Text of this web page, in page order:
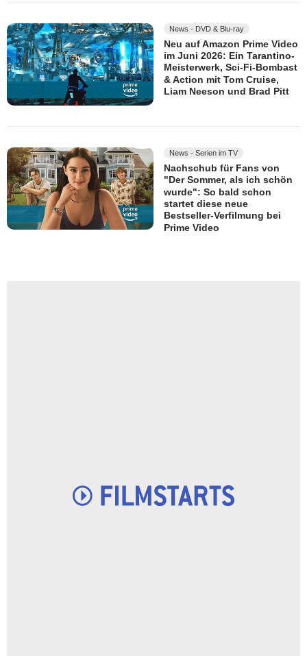
News - DVD & Blu-ray
Neu auf Amazon Prime Video
im Juni 2026: Ein Tarantino-
Meisterwerk, Sci-Fi-Bombast
& Action mit Tom Cruise,
Liam Neeson und Brad Pitt
News - Serien im TV
Nachschub für Fans von
"Der Sommer, als ich schön
wurde": So bald schon
startet diese neue
Bestseller-Verfilmung bei
Prime Video